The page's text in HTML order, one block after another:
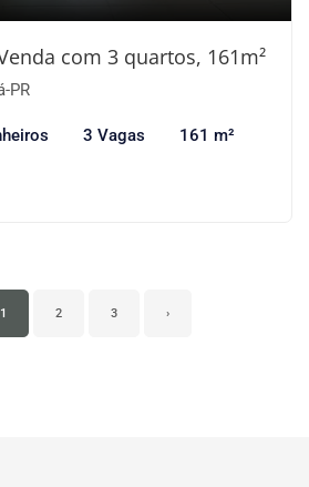
com 3 quartos, 161m²
PR
3 Vagas 161 m²
1 2 3 ›